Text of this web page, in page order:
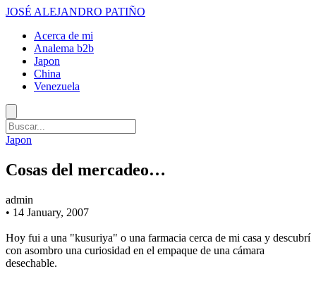
JOSÉ ALEJANDRO PATIÑO
Acerca de mi
Analema b2b
Japon
China
Venezuela
Japon
Cosas del mercadeo…
admin
• 14 January, 2007
Hoy fui a una "kusuriya" o una farmacia cerca de mi casa y descubrí
con asombro una curiosidad en el empaque de una cámara
desechable.